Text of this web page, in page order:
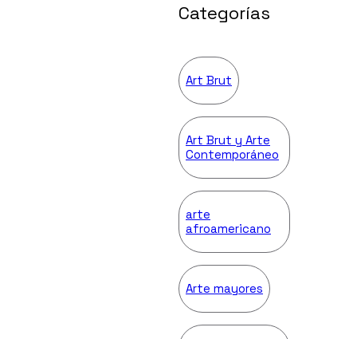
Categorías
Art Brut
Art Brut y Arte
Contemporáneo
arte
afroamericano
Arte mayores